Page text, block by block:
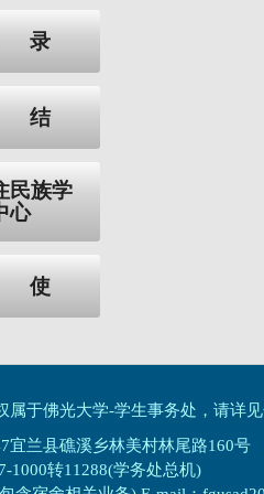
录
结
民族学
心
使
属于佛光大学-学生事务处，请详见
宜兰县礁溪乡林美村林尾路160号
1000转11288(学务处总机)